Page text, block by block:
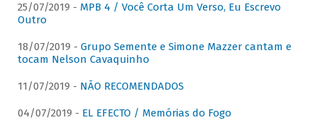
25/07/2019 - MPB 4 / Você Corta Um Verso, Eu Escrevo
Outro
18/07/2019 - Grupo Semente e Simone Mazzer cantam e
tocam Nelson Cavaquinho
11/07/2019 - NÃO RECOMENDADOS
04/07/2019 - EL EFECTO / Memórias do Fogo